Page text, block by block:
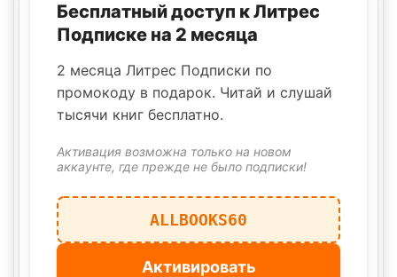
Бесплатный доступ к Литрес
Подписке на 2 месяца
2 месяца Литрес Подписки по
промокоду в подарок. Читай и слушай
тысячи книг бесплатно.
Активация возможна только на новом
аккаунте, где прежде не было подписки!
ALLBOOKS60
Активировать